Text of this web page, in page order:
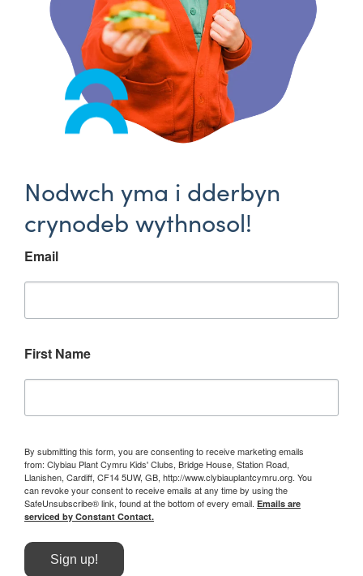
Nodwch yma i dderbyn
crynodeb wythnosol!
Email
First Name
By submitting this form, you are consenting to receive marketing emails
from: Clybiau Plant Cymru Kids' Clubs, Bridge House, Station Road,
Llanishen, Cardiff, CF14 5UW, GB, http://www.clybiauplantcymru.org. You
can revoke your consent to receive emails at any time by using the
SafeUnsubscribe® link, found at the bottom of every email. Emails are
serviced by Constant Contact.
Sign up!